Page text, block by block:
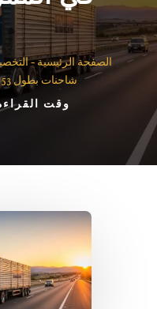
الصفحة الرئيسية-التخصيص
شاحنات بطول 53 قدمًا في الممرات السكنية
وقت القراءة:(